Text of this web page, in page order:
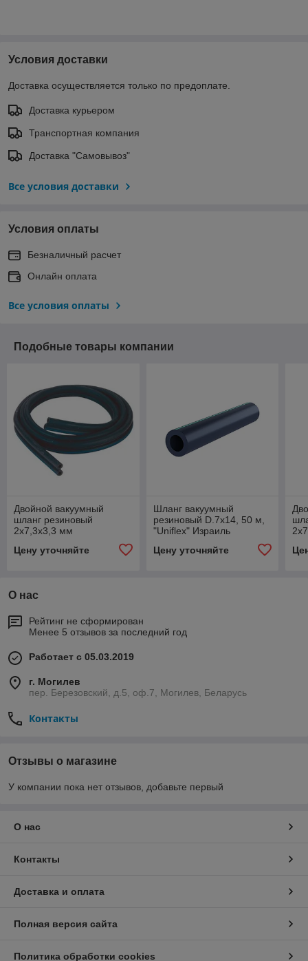
Условия доставки
Доставка осуществляется только по предоплате.
Доставка курьером
Транспортная компания
Доставка "Самовывоз"
Все условия доставки
Условия оплаты
Безналичный расчет
Онлайн оплата
Все условия оплаты
Подобные товары компании
Двойной вакуумный
шланг резиновый
2х7,3х3,3 мм
Цену уточняйте
Шланг вакуумный
резиновый D.7х14, 50 м,
"Uniflex" Израиль
Цену уточняйте
О нас
Рейтинг не сформирован
Менее 5 отзывов за последний год
Работает с 05.03.2019
г. Могилев
пер. Березовский, д.5, оф.7, Могилев, Беларусь
Контакты
Отзывы о магазине
У компании пока нет отзывов, добавьте первый
О нас
Контакты
Доставка и оплата
Полная версия сайта
Политика обработки cookies